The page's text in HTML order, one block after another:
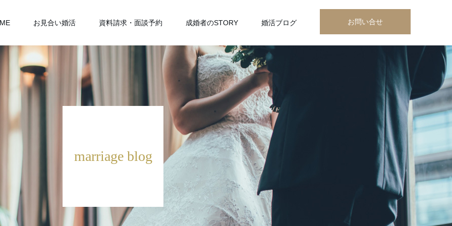
お問い合せ
お見合い婚活 資料請求・面談予約 成婚者のSTORY 婚活ブログ
marriage blog